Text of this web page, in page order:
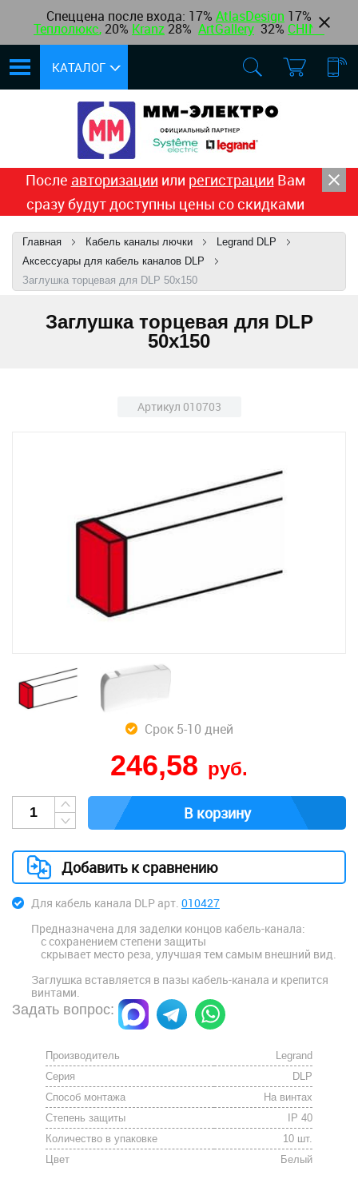
Спеццена после входа: 17% AtlasDesign 17%
Теплолюкс, 20% Kranz 28% ArtGallery 32% CHINT
КАТАЛОГ
После авторизации или регистрации Вам
сразу будут доступны цены со скидками
Главная Кабель каналы лючки
Legrand DLP
Аксессуары для кабель каналов DLP
Заглушка торцевая для DLP 50х150
Заглушка торцевая для DLP
50х150
Артикул 010703
Срок 5-10 дней
246,58 руб.
В корзину
Добавить к сравнению
Для кабель канала DLP арт. 010427
Предназначена для заделки концов кабель-канала:
с сохранением степени защиты
скрывает место реза, улучшая тем самым внешний вид.
Заглушка вставляется в пазы кабель-канала и крепится
винтами.
Задать вопрос:
Производитель
Legrand
Серия
DLP
Способ монтажа
На винтах
Степень защиты
IP 40
Количество в упаковке
10 шт.
Цвет
Белый